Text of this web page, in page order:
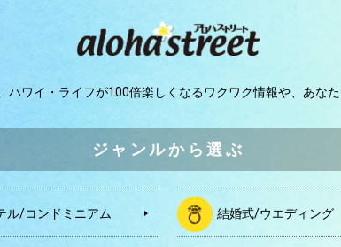
ハワイ・ライフが100倍楽しくなるワクワク情報や、 あな
ジャンルから選ぶ
ル/コンドミニアム 結婚式/ウエディング